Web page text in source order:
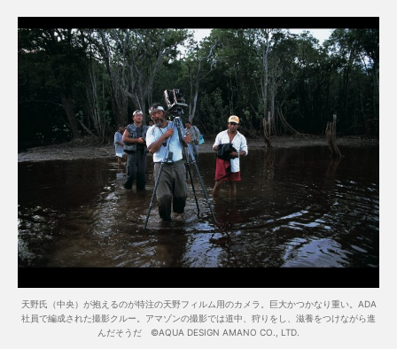
天野氏（中央）が抱えるのが特注の天野フィルム用のカメラ。巨大かつかなり重い。ADA
社員で編成された撮影クルー。アマゾンの撮影では道中、狩りをし、滋養をつけながら進
んだそうだ ©AQUA DESIGN AMANO CO., LTD.